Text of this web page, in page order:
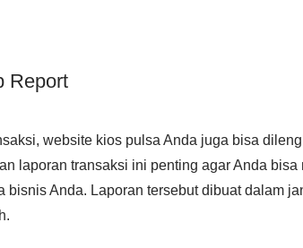
Report
website kios pulsa Anda juga bisa
laporan transaksi ini penting agar Anda
bisnis Anda. Laporan tersebut dibuat dalam